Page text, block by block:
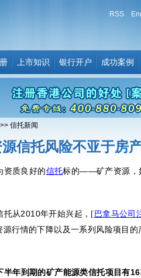
RSS
上市知识 银行开户 成功案例
>> 信托新闻
信托风险不亚于房
资质良好的信托标的——矿产资源，
托从2010年开始兴起， [ 巴拿马公司
源行情的下降以及一系列风险项目的
半年到期的矿产能源类信托项目有16